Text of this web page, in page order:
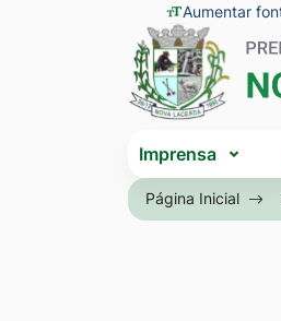
Seção
de
atalhos
e
links
de
acessibilidade
para
o
conteúdo
[alt+1]
Ir
para
Aumentar
Seção
do
menu
menu
Imprensa
Página Inicial